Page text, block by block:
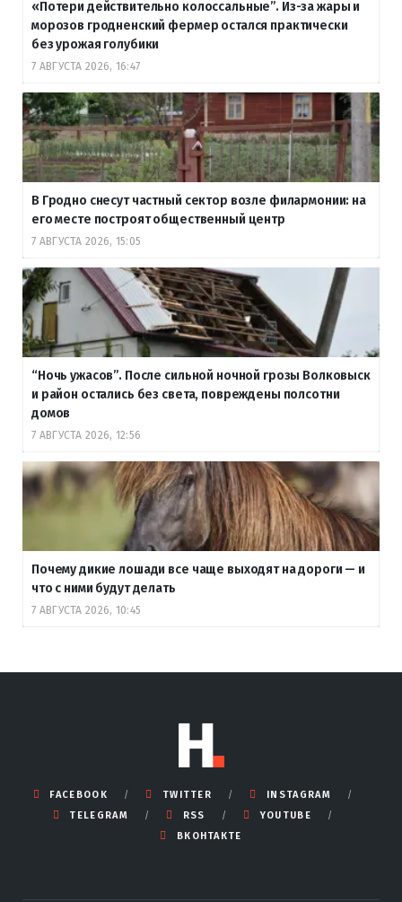
«Потери действительно колоссальные”. Из-за жары и
морозов гродненский фермер остался практически
без урожая голубики
7 АВГУСТА 2026, 16:47
В Гродно снесут частный сектор возле филармонии: на
его месте построят общественный центр
7 АВГУСТА 2026, 15:05
“Ночь ужасов”. После сильной ночной грозы Волковыск
и район остались без света, повреждены полсотни
домов
7 АВГУСТА 2026, 12:56
Почему дикие лошади все чаще выходят на дороги — и
что с ними будут делать
7 АВГУСТА 2026, 10:45
FACEBOOK TWITTER
INSTAGRAM
TELEGRAM
RSS
YOUTUBE
ВКОНТАКТЕ